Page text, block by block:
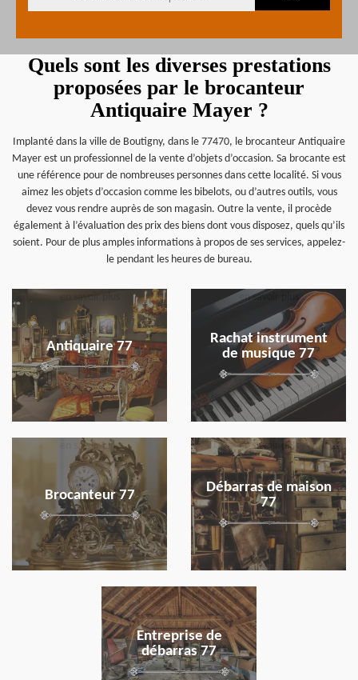
Quels sont les diverses prestations
proposées par le brocanteur
Antiquaire Mayer ?
Implanté dans la ville de Boutigny, dans le 77470, le brocanteur Antiquaire
Mayer est un professionnel de la vente d’objets d’occasion. Sa brocante est
une référence pour de nombreuses personnes dans cette localité. Si vous
aimez les objets d’occasion comme les bibelots, ou d’autres outils, vous
devez vous rendre auprès de son magasin. Outre la vente, il procède
également à l’évaluation des prix des biens dont vous disposez, quels qu’ils
soient. Pour de plus amples informations à propos de ses services, appelez-
le pendant les heures de bureau.
Antiquaire 77
en savoir plus
Rachat instrument
de musique 77
en savoir plus
Brocanteur 77
en savoir plus
Débarras de maison
77
en savoir plus
Entreprise de
débarras 77
en savoir plus